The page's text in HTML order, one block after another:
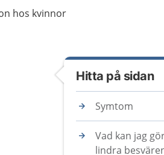
hos kvinnor
Hitta på sidan
Symtom
Vad kan jag
lindra